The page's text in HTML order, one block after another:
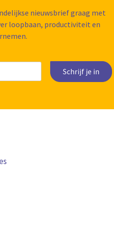
nieuwsbrief graag met
loopbaan, productiviteit en
Schrijf je in